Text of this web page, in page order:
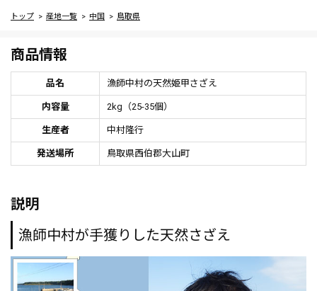
トップ 産地一覧 中国 鳥取県
商品情報
品名 漁師中村の天然姫甲さざえ
内容量 2kg（25-35個）
生産者 中村隆行
発送場所 鳥取県西伯郡大山町
説明
漁師中村が手獲りした天然さざえ